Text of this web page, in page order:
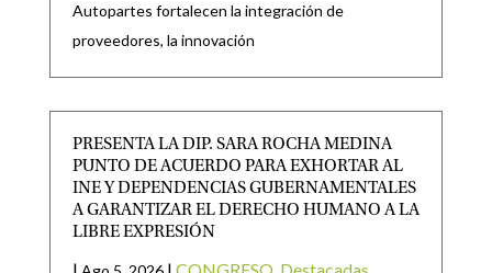
Autopartes fortalecen la integración de
proveedores, la innovación
PRESENTA LA DIP. SARA ROCHA MEDINA
PUNTO DE ACUERDO PARA EXHORTAR AL
INE Y DEPENDENCIAS GUBERNAMENTALES
A GARANTIZAR EL DERECHO HUMANO A LA
LIBRE EXPRESIÓN